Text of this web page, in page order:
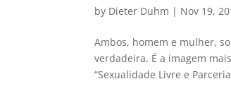
by Dieter Duhm | Nov 19,
Ambos, homem e mulher,
verdadeira. É a imagem
“Sexualidade Livre e